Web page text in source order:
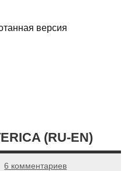
версия
(RU-EN)
6 комментариев